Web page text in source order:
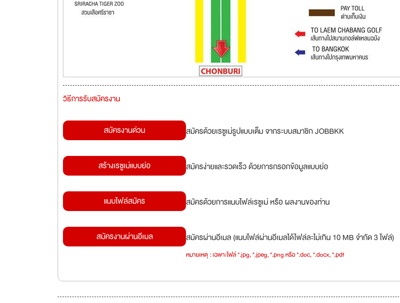
วิธีการรับสมัครงาน
สมัครงานด่วน สมัครด้วยเรซูเม่รูปแบบเต็ม จากระบบสมาชิก JOBBKK
สร้างเรซูเม่แบบย่อ สมัครง่ายและรวดเร็ว ด้วยการกรอกข้อมูลแบบย่อ
แนบไฟล์สมัคร สมัครด้วยการแนบไฟล์เรซูเม่ หรือ ผลงานของท่าน
สมัครงานผ่านอีเมล สมัครผ่านอีเมล (แนบไฟล์ผ่านอีเมลได้ไฟล์ละไม่เกิน 10 MB จำกัด 3 ไฟล์)
หมายเหตุ : เฉพาะไฟล์ *.jpg, *.jpeg, *.png หรือ *.doc, *.docx, *.pdf